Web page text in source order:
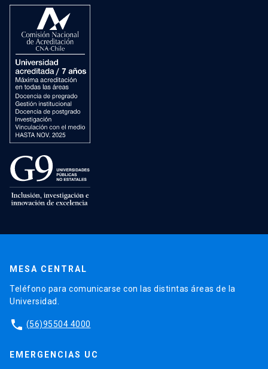
MESA CENTRAL
Teléfono para comunicarse con las distintas áreas de la
Universidad.
phone (56)95504 4000
EMERGENCIAS UC